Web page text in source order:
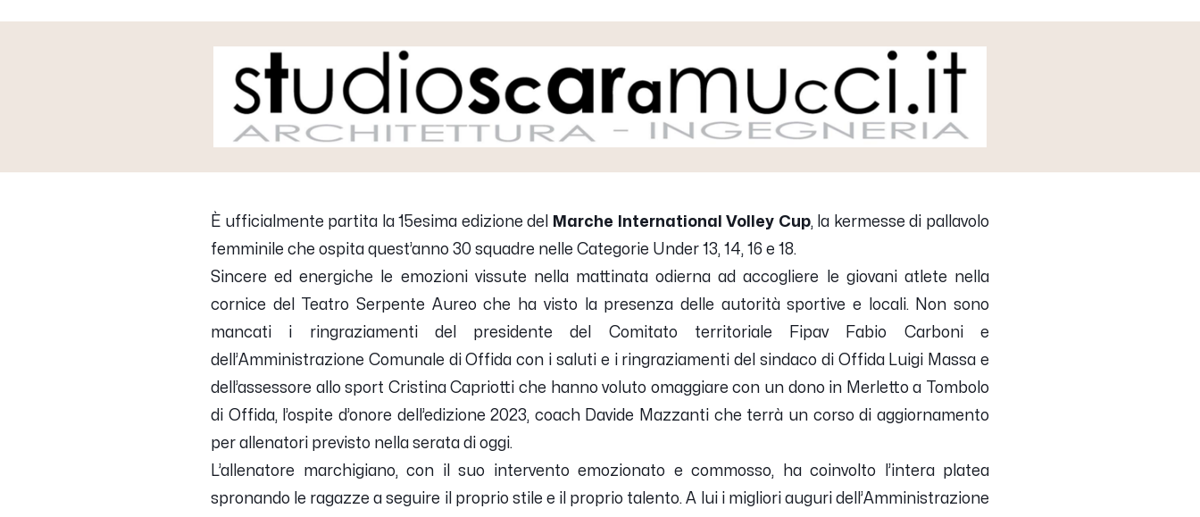
È ufficialmente partita la 15esima edizione del Marche International Volley Cup, la kermesse di pallavolo
femminile che ospita quest’anno 30 squadre nelle Categorie Under 13, 14, 16 e 18.
Sincere ed energiche le emozioni vissute nella mattinata odierna ad accogliere le giovani atlete nella
cornice del Teatro Serpente Aureo che ha visto la presenza delle autorità sportive e locali. Non sono
mancati i ringraziamenti del presidente del Comitato territoriale Fipav Fabio Carboni e
dell’Amministrazione Comunale di Offida con i saluti e i ringraziamenti del sindaco di Offida Luigi Massa e
dell’assessore allo sport Cristina Capriotti che hanno voluto omaggiare con un dono in Merletto a Tombolo
di Offida, l’ospite d’onore dell’edizione 2023, coach Davide Mazzanti che terrà un corso di aggiornamento
per allenatori previsto nella serata di oggi.
L’allenatore marchigiano, con il suo intervento emozionato e commosso, ha coinvolto l’intera platea
spronando le ragazze a seguire il proprio stile e il proprio talento. A lui i migliori auguri dell’Amministrazione